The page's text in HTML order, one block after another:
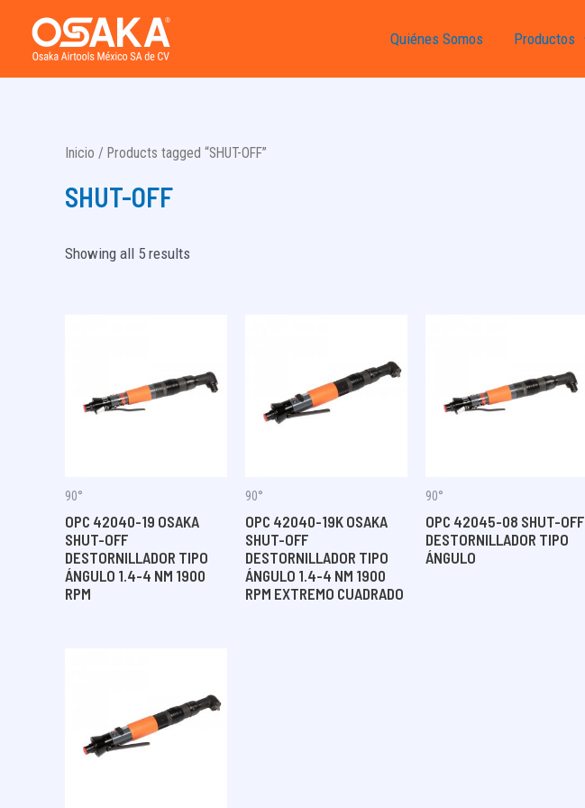
Quiénes Somos Productos
Inicio / Products tagged “SHUT-OFF”
SHUT-OFF
Showing all 5 results
90°
OPC 42040-19 OSAKA
SHUT-OFF
DESTORNILLADOR TIPO
ÁNGULO 1.4-4 NM 1900
RPM
90°
OPC 42040-19K OSAKA
SHUT-OFF
DESTORNILLADOR TIPO
ÁNGULO 1.4-4 NM 1900
RPM EXTREMO CUADRADO
90°
OPC 42045-08 SHUT-OFF
DESTORNILLADOR TIPO
ÁNGULO